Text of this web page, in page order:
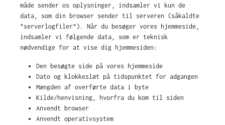
måde sender os oplysninger, indsamler vi kun de
data, som din browser sender til serveren (såkaldte
"serverlogfiler"). Når du besøger vores hjemmeside,
indsamler vi følgende data, som er teknisk
nødvendige for at vise dig hjemmesiden:
Den besøgte side på vores hjemmeside
Dato og klokkeslæt på tidspunktet for adgangen
Mængden af overførte data i byte
Kilde/henvisning, hvorfra du kom til siden
Anvendt browser
Anvendt operativsystem